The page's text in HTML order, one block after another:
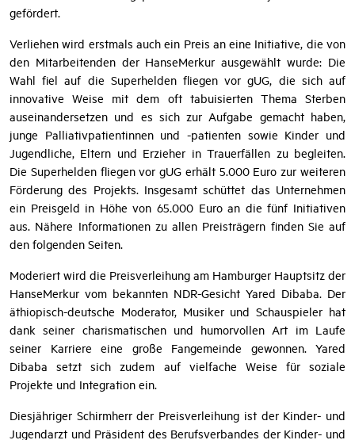
e.V. Hamburg und FEIBEL.DE - Büro für Kindermedien aus Berlin
gefördert.
Verliehen wird erstmals auch ein Preis an eine Initiative, die von
den Mitarbeitenden der HanseMerkur ausgewählt wurde: Die
Wahl fiel auf die Superhelden fliegen vor gUG, die sich auf
innovative Weise mit dem oft tabuisierten Thema Sterben
auseinandersetzen und es sich zur Aufgabe gemacht haben,
junge Palliativpatientinnen und -patienten sowie Kinder und
Jugendliche, Eltern und Erzieher in Trauerfällen zu begleiten.
Die Superhelden fliegen vor gUG erhält 5.000 Euro zur weiteren
Förderung des Projekts. Insgesamt schüttet das Unternehmen
ein Preisgeld in Höhe von 65.000 Euro an die fünf Initiativen
den folgenden Seiten.
Moderiert wird die Preisverleihung am Hamburger Hauptsitz der
HanseMerkur vom bekannten NDR-Gesicht Yared Dibaba. Der
äthiopisch-deutsche Moderator, Musiker und Schauspieler hat
dank seiner charismatischen und humorvollen Art im Laufe
seiner Karriere eine große Fangemeinde gewonnen. Yared
Projekte und Integration ein.